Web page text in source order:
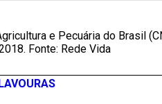
e Pecuária do Brasil
Fonte: Rede Vida